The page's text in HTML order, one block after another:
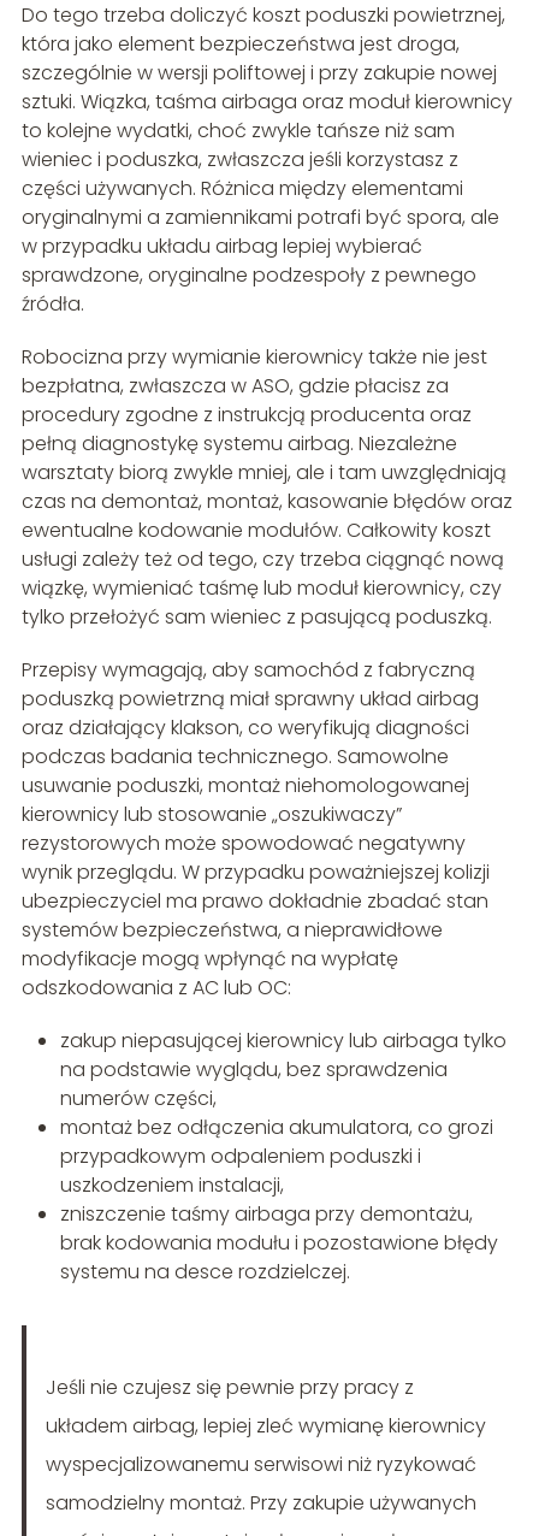
Do tego trzeba doliczyć koszt poduszki powietrznej,
która jako element bezpieczeństwa jest droga,
szczególnie w wersji poliftowej i przy zakupie nowej
sztuki. Wiązka, taśma airbaga oraz moduł kierownicy
to kolejne wydatki, choć zwykle tańsze niż sam
wieniec i poduszka, zwłaszcza jeśli korzystasz z
części używanych. Różnica między elementami
oryginalnymi a zamiennikami potrafi być spora, ale
w przypadku układu airbag lepiej wybierać
sprawdzone, oryginalne podzespoły z pewnego
źródła.
Robocizna przy wymianie kierownicy także nie jest
bezpłatna, zwłaszcza w ASO, gdzie płacisz za
procedury zgodne z instrukcją producenta oraz
pełną diagnostykę systemu airbag. Niezależne
warsztaty biorą zwykle mniej, ale i tam uwzględniają
czas na demontaż, montaż, kasowanie błędów oraz
ewentualne kodowanie modułów. Całkowity koszt
usługi zależy też od tego, czy trzeba ciągnąć nową
wiązkę, wymieniać taśmę lub moduł kierownicy, czy
tylko przełożyć sam wieniec z pasującą poduszką.
Przepisy wymagają, aby samochód z fabryczną
poduszką powietrzną miał sprawny układ airbag
oraz działający klakson, co weryfikują diagności
podczas badania technicznego. Samowolne
usuwanie poduszki, montaż niehomologowanej
kierownicy lub stosowanie „oszukiwaczy”
rezystorowych może spowodować negatywny
wynik przeglądu. W przypadku poważniejszej kolizji
ubezpieczyciel ma prawo dokładnie zbadać stan
systemów bezpieczeństwa, a nieprawidłowe
modyfikacje mogą wpłynąć na wypłatę
odszkodowania z AC lub OC:
zakup niepasującej kierownicy lub airbaga tylko
na podstawie wyglądu, bez sprawdzenia
numerów części,
montaż bez odłączenia akumulatora, co grozi
przypadkowym odpaleniem poduszki i
uszkodzeniem instalacji,
zniszczenie taśmy airbaga przy demontażu,
brak kodowania modułu i pozostawione błędy
systemu na desce rozdzielczej.
Jeśli nie czujesz się pewnie przy pracy z
układem airbag, lepiej zleć wymianę kierownicy
wyspecjalizowanemu serwisowi niż ryzykować
samodzielny montaż. Przy zakupie używanych